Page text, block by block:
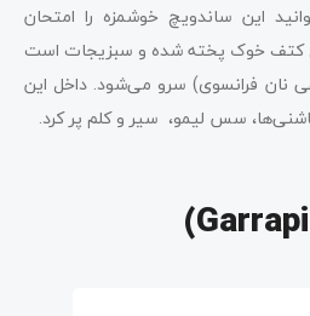
این ساندویچ خوشمزه را امتحان
کتف خوک پخته شده و سبزیجات است
نان فرانسوی) سرو می‌شود. داخل این
سس لیمو، سیر و کلم پر کرد.